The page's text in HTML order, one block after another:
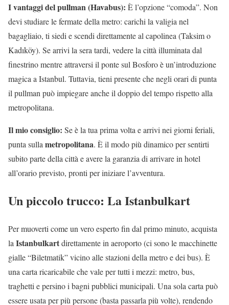
I vantaggi del pullman (Havabus): È l’opzione “comoda”. Non
devi studiare le fermate della metro: carichi la valigia nel
bagagliaio, ti siedi e scendi direttamente al capolinea (Taksim o
Kadıköy). Se arrivi la sera tardi, vedere la città illuminata dal
finestrino mentre attraversi il ponte sul Bosforo è un’introduzione
magica a Istanbul. Tuttavia, tieni presente che negli orari di punta
il pullman può impiegare anche il doppio del tempo rispetto alla
metropolitana.
Il mio consiglio: Se è la tua prima volta e arrivi nei giorni feriali,
punta sulla metropolitana. È il modo più dinamico per sentirti
subito parte della città e avere la garanzia di arrivare in hotel
all’orario previsto, pronti per iniziare l’avventura.
Un piccolo trucco: La Istanbulkart
Per muoverti come un vero esperto fin dal primo minuto, acquista
laIstanbulkartdirettamente in aeroporto (ci sono le macchinette
gialle “Biletmatik” vicino alle stazioni della metro e dei bus). È
una carta ricaricabile che vale per tutti i mezzi: metro, bus,
traghetti e persino i bagni pubblici municipali. Una sola carta può
essere usata per più persone (basta passarla più volte), rendendo